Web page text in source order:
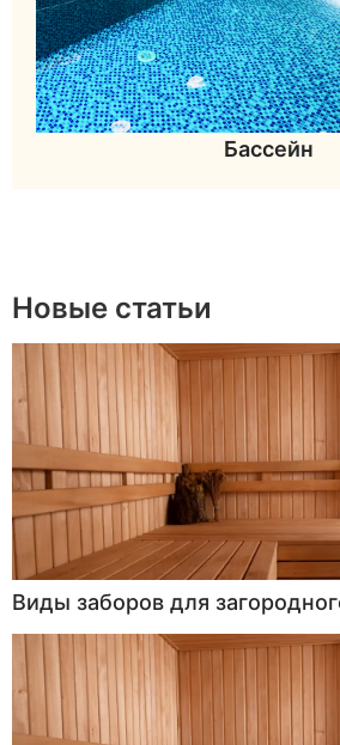
Бассейн
Новые статьи
Виды заборов для